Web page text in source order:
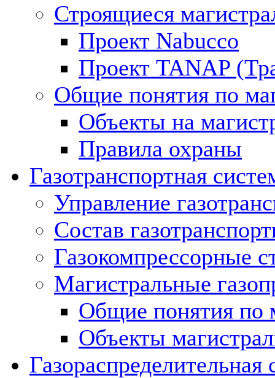
Строящиеся
Проект Nabucco
Проект TANAP
Общие понятия по
Объекты на
Правила охраны
Газотранспортная
Управление
Состав
Газокомпрессорные
Магистральные
Общие понятия по
Объекты
Газораспределительная